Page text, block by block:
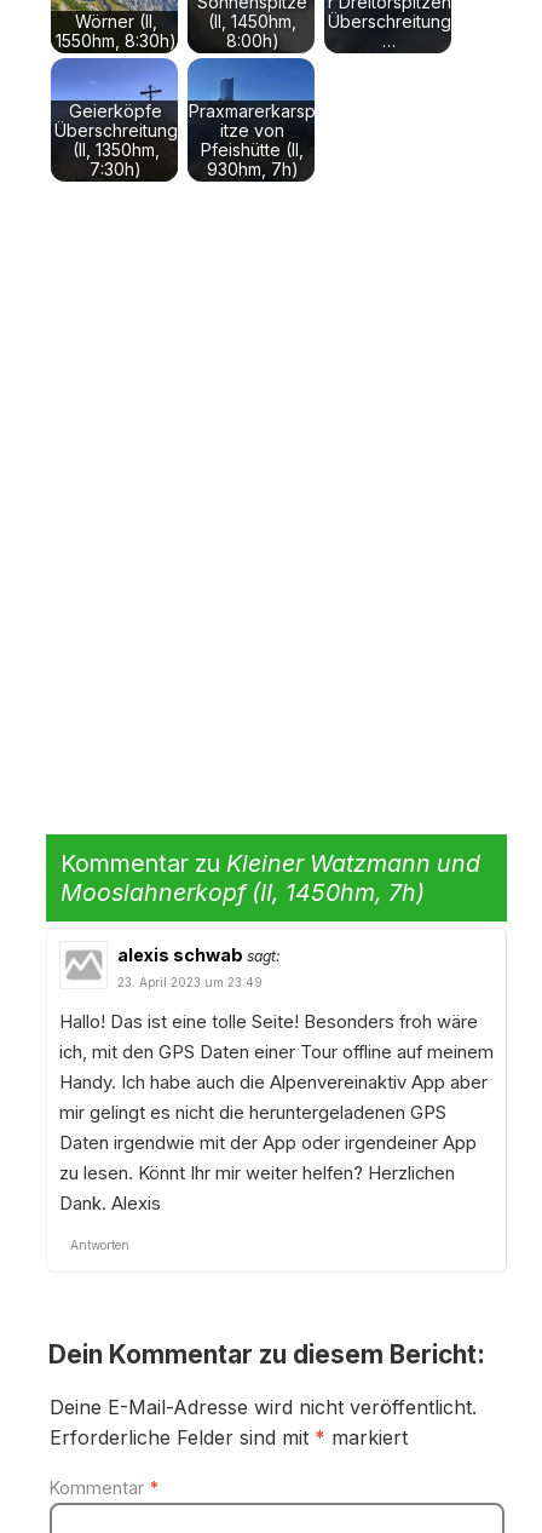
Wörner (II,
1550hm, 8:30h)
(II, 1450hm,
8:00h)
Überschreitung
…
Geierköpfe
Überschreitung
(II, 1350hm,
7:30h)
Praxmarerkarsp
itze von
Pfeishütte (II,
930hm, 7h)
Kommentar zu Kleiner Watzmann und
Mooslahnerkopf (II, 1450hm, 7h)
alexis schwab sagt:
23. April 2023 um 23:49
Hallo! Das ist eine tolle Seite! Besonders froh wäre
ich, mit den GPS Daten einer Tour offline auf meinem
Handy. Ich habe auch die Alpenvereinaktiv App aber
mir gelingt es nicht die heruntergeladenen GPS
Daten irgendwie mit der App oder irgendeiner App
zu lesen. Könnt Ihr mir weiter helfen? Herzlichen
Dank. Alexis
Antworten
Dein Kommentar zu diesem Bericht:
Deine E-Mail-Adresse wird nicht veröffentlicht.
Erforderliche Felder sind mit * markiert
Kommentar *